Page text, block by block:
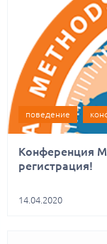
поведение
Конференция
регистрация!
14.04.2020